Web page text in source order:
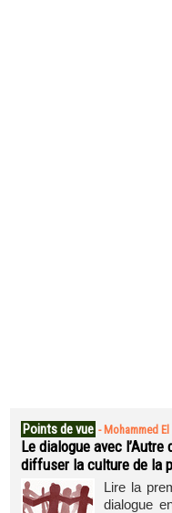
Points de vue - Mohammed
Le dialogue avec
diffuser la culture de la
Lire la
dialogue